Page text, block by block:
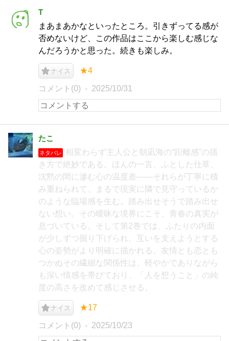
T
まあまあかなといったところ。引きずってる感が
否めないけど、この作品はここから楽しむ感じな
んだろうかと思った。続きも楽しみ。
ナイス ★4
コメント(0) 2025/10/31
たこ
ネタバレ
相変わらず主人公と朝凪海の“距離感”の描
き方で絶妙である。ほんの一言、ふとした仕草、
沈黙の間に滲む心の温度差――それらが丁寧に積
み重ねられて、まるで現実に隣で見守っているか
のような臨場感を生む。踏み出せそうで踏み出せ
ない想い。その曖昧な境界にこそ、青春の真実が
息づいている。そして第2巻では、ふたりの内面
が少しずつ掘り下げられ、互いを支えようとする
心の姿勢がより明確に描かれる。友情とも恋とも
つかぬその繊細な関係性は、軽やかでありながら
も深い情感を帯びており、「人を想うこと」の純
度の高さを改めて感じさせる。
ナイス ★17
コメント(0) 2025/10/23